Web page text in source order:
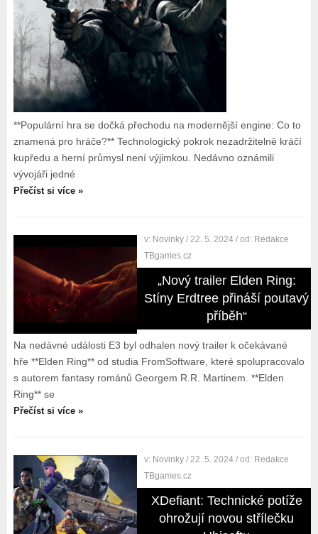
**Populární hra se dočká přechodu na modernější engine: Co to
znamená pro hráče?** Technologický pokrok nezadržitelně kráčí
kupředu a herní průmysl není výjimkou. Nedávno oznámili
vývojáři jedné
Přečíst si více »
v: Novinky / 22. 5. 2024 / od: Redakce
TBgames.cz
„Nový trailer Elden Ring:
Stíny Erdtree přináší poutavý
příběh“
Na nedávné události E3 byl odhalen nový trailer k očekávané
hře **Elden Ring** od studia FromSoftware, které spolupracovalo
s autorem fantasy románů Georgem R.R. Martinem. **Elden
Ring** se
Přečíst si více »
v: Novinky / 22. 5. 2024 / od: Redakce
TBgames.cz
XDefiant: Technické potíže
ohrožují novou střílečku